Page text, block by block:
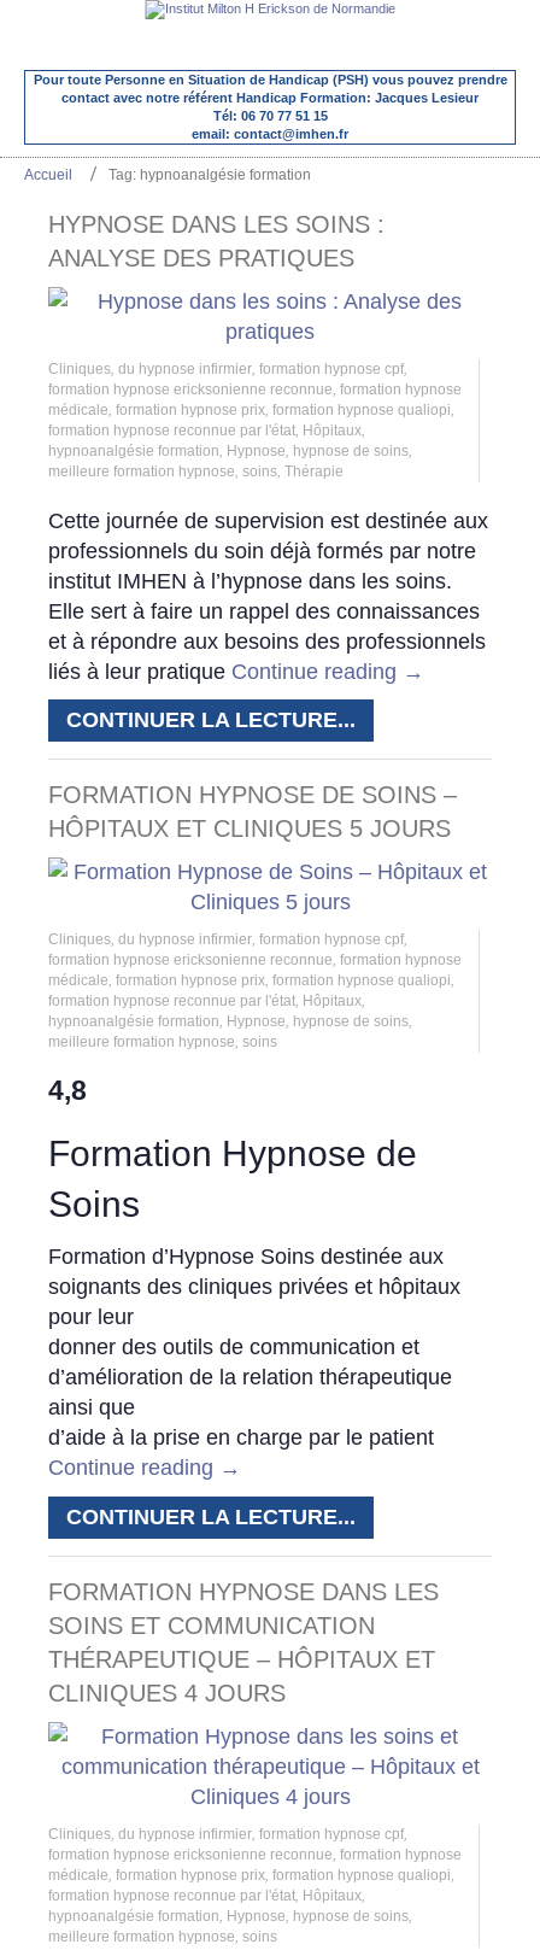
Pour toute Personne en Situation de Handicap (PSH) vous pouvez prendre
contact avec notre référent Handicap Formation: Jacques Lesieur
Tél: 06 70 77 51 15
email: contact@imhen.fr
Accueil Tag: hypnoanalgésie formation
HYPNOSE DANS LES SOINS :
ANALYSE DES PRATIQUES
Cliniques du hypnose infirmier formation hypnose cpf,
formation hypnose ericksonienne reconnue formation hypnose
médicale formation hypnose prix formation hypnose qualiopi
formation hypnose reconnue par l'état Hôpitaux
hypnoanalgésie formation Hypnose hypnose de soins
meilleure formation hypnose soins Thérapie
Cette journée de supervision est destinée aux
professionnels du soin déjà formés par notre
institut IMHEN à l’hypnose dans les soins.
Elle sert à faire un rappel des connaissances
et à répondre aux besoins des professionnels
liés à leur pratique Continue reading →
CONTINUER LA LECTURE...
FORMATION HYPNOSE DE SOINS –
HÔPITAUX ET CLINIQUES 5 JOURS
Cliniques du hypnose infirmier formation hypnose cpf,
formation hypnose ericksonienne reconnue formation hypnose
médicale formation hypnose prix formation hypnose qualiopi
formation hypnose reconnue par l'état Hôpitaux
hypnoanalgésie formation Hypnose hypnose de soins
meilleure formation hypnose soins
4,8
Formation Hypnose de
Soins
Formation d’Hypnose Soins destinée aux
soignants des cliniques privées et hôpitaux
pour leur
donner des outils de communication et
d’amélioration de la relation thérapeutique
ainsi que
d’aide à la prise en charge par le patient
Continue reading →
CONTINUER LA LECTURE...
FORMATION HYPNOSE DANS LES
SOINS ET COMMUNICATION
THÉRAPEUTIQUE – HÔPITAUX ET
CLINIQUES 4 JOURS
Cliniques du hypnose infirmier formation hypnose cpf,
formation hypnose ericksonienne reconnue formation hypnose
médicale formation hypnose prix formation hypnose qualiopi
formation hypnose reconnue par l'état Hôpitaux
hypnoanalgésie formation Hypnose hypnose de soins
meilleure formation hypnose soins